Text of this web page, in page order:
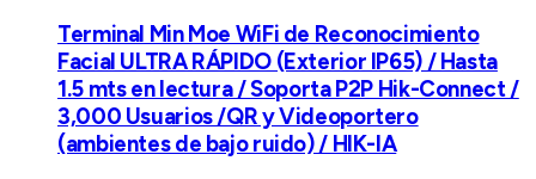
Terminal Min Moe WiFi de Reconocimiento
Facial ULTRA RÁPIDO (Exterior IP65) / Hasta
1.5 mts en lectura / Soporta P2P Hik-Connect /
3,000 Usuarios /QR y Videoportero
(ambientes de bajo ruido) / HIK-IA